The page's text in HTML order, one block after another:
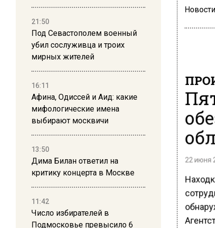
21:50
Под Севастополем военный
убил сослуживца и троих
мирных жителей
16:11
Афина, Одиссей и Аид: какие
мифологические имена
выбирают москвичи
13:50
Дима Билан ответил на
критику концерта в Москве
11:42
Число избирателей в
Подмосковье превысило 6
22 июня